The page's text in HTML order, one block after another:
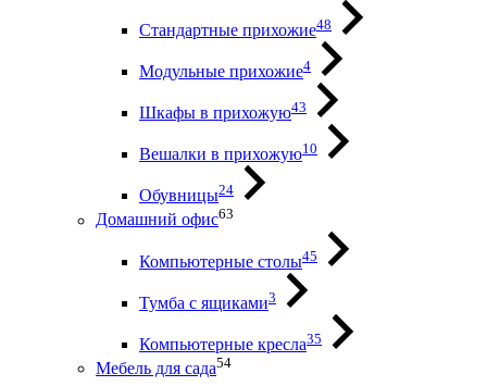
Стандартные прихожие48
Модульные прихожие4
Шкафы в прихожую43
Вешалки в прихожую10
Обувницы24
Домашний офис63
Компьютерные столы45
Тумба с ящиками3
Компьютерные кресла35
Мебель для сада54